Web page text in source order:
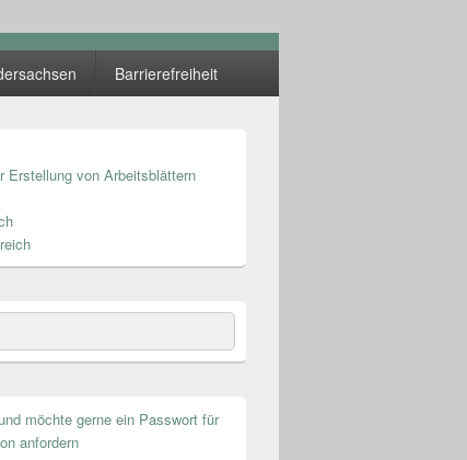
Barrierefreiheit
Erstellung von Arbeitsblättern
möchte gerne ein Passwort für
anfordern